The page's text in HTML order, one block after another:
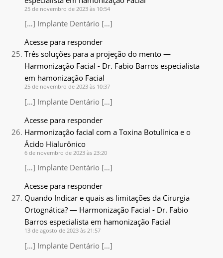
25 de novembro de 2023 às 10:54
[…] Implante Dentário […]
Acesse para responder
Três soluções para a projeção do mento —
Harmonização Facial - Dr. Fabio Barros especialista
em hamonização Facial
25 de novembro de 2023 às 10:37
[…] Implante Dentário […]
Acesse para responder
Harmonização facial com a Toxina Botulínica e o
Ácido Hialurônico
6 de novembro de 2023 às 23:20
[…] Implante Dentário […]
Acesse para responder
Quando Indicar e quais as limitações da Cirurgia
Ortognática? — Harmonização Facial - Dr. Fabio
Barros especialista em hamonização Facial
13 de agosto de 2023 às 21:57
[…] Implante Dentário […]